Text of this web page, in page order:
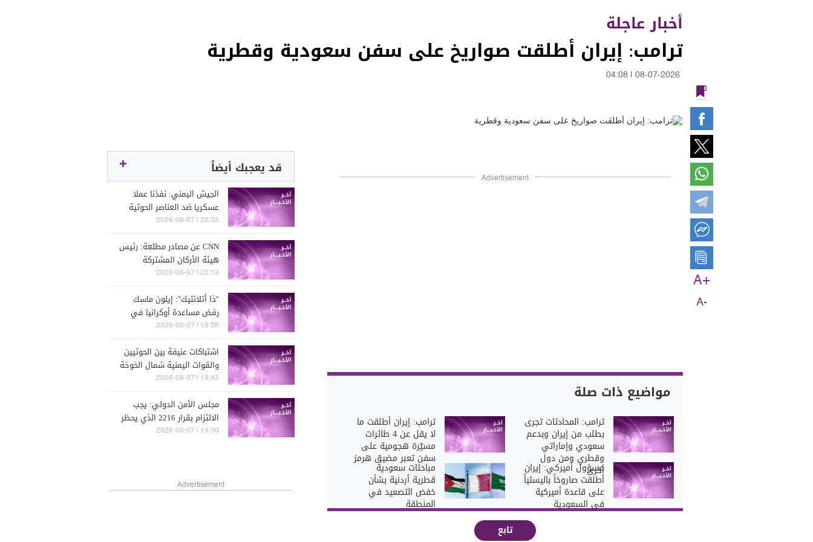
أخبار عاجلة
ترامب: إيران أطلقت صواريخ على سفن سعودية وقطرية
08-07-2026
04:08
A+
A-
Advertisement
مواضيع ذات صلة
ترامب: المحادثات تجرى
بطلب من إيران وبدعم
سعودي وإماراتي
وقطري ومن دول
أخرى
ترامب: إيران أطلقت ما
لا يقل عن 4 طائرات
مسيّرة هجومية على
سفن تعبر مضيق هرمز
مسؤول أميركي: إيران
أطلقت صاروخاً باليستياً
على قاعدة أميركية
في السعودية
مباحثات سعودية
قطرية أردنية بشأن
خفض التصعيد في
المنطقة
تابع
قد يعجبك أيضاً
الجيش اليمني: نفذنا عملا
عسكريا ضد العناصر الحوثية
الإرهابية وعتادها
22:33 | 2026-08-07
CNN عن مصادر مطلعة: رئيس
هيئة الأركان المشتركة
الأميركية يبحث عن مخرج من
22:13 | 2026-08-07
"ذا أتلانتيك": إيلون ماسك
رفض مساعدة أوكرانيا في
توجيه ضربات ضد روسيا
19:58 | 2026-08-07
اشتباكات عنيفة بين الحوثيين
والقوات اليمنية شمال الخوخة
غربي اليمن
19:43 | 2026-08-07
مجلس الأمن الدولي: يجب
الالتزام بقرار 2216 الذي يحظر
دعم الحوثيين أو تسليحهم
19:30 | 2026-08-07
Advertisement